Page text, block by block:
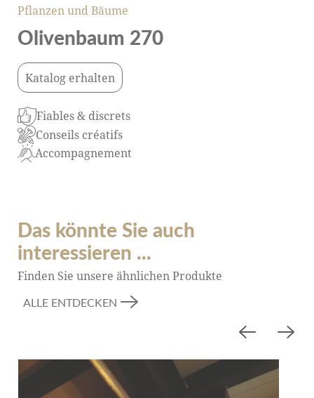
Pflanzen und Bäume
Olivenbaum 270
Katalog erhalten
Fiables & discrets
Conseils créatifs
Accompagnement
Das könnte Sie auch
interessieren ...
Finden Sie unsere ähnlichen Produkte
ALLE ENTDECKEN